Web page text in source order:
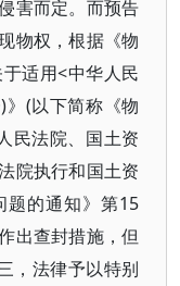
害而定。而预告
物权，根据《物
适用<中华人民
(以下简称《物
民法院、国土资
院执行和国土资
题的通知》第15
出查封措施，但
，法律予以特别